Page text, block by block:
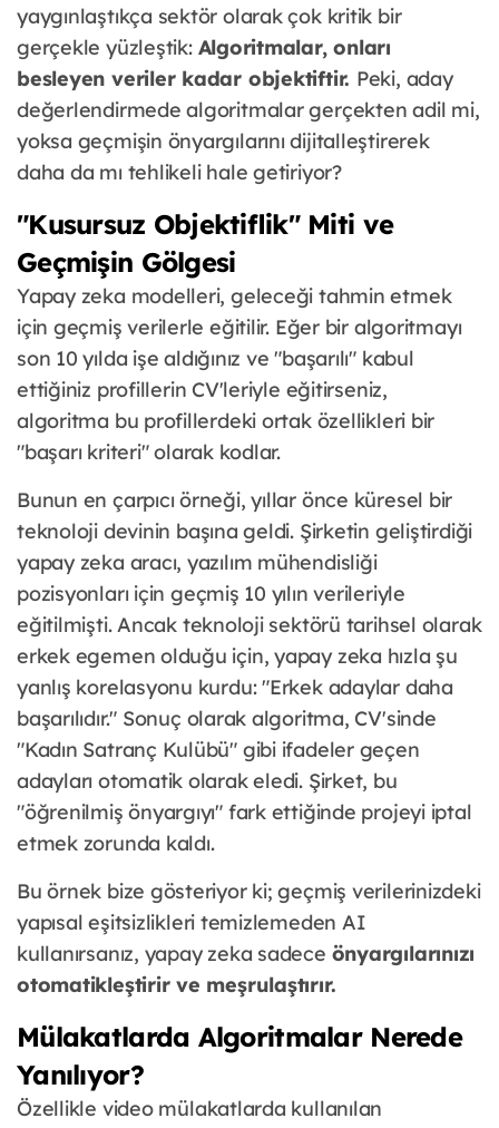
yaygınlaştıkça sektör olarak çok kritik bir
gerçekle yüzleştik: Algoritmalar, onları
besleyen veriler kadar objektiftir. Peki, aday
değerlendirmede algoritmalar gerçekten adil mi,
yoksa geçmişin önyargılarını dijitalleştirerek
daha da mı tehlikeli hale getiriyor?
"Kusursuz Objektiflik" Miti ve
Geçmişin Gölgesi
Yapay zeka modelleri, geleceği tahmin etmek
için geçmiş verilerle eğitilir. Eğer bir algoritmayı
son 10 yılda işe aldığınız ve "başarılı" kabul
ettiğiniz profillerin CV'leriyle eğitirseniz,
algoritma bu profillerdeki ortak özellikleri bir
"başarı kriteri" olarak kodlar.
Bunun en çarpıcı örneği, yıllar önce küresel bir
teknoloji devinin başına geldi. Şirketin geliştirdiği
yapay zeka aracı, yazılım mühendisliği
pozisyonları için geçmiş 10 yılın verileriyle
eğitilmişti. Ancak teknoloji sektörü tarihsel olarak
erkek egemen olduğu için, yapay zeka hızla şu
yanlış korelasyonu kurdu: "Erkek adaylar daha
başarılıdır." Sonuç olarak algoritma, CV'sinde
"Kadın Satranç Kulübü" gibi ifadeler geçen
adayları otomatik olarak eledi. Şirket, bu
"öğrenilmiş önyargıyı" fark ettiğinde projeyi iptal
etmek zorunda kaldı.
Bu örnek bize gösteriyor ki; geçmiş verilerinizdeki
yapısal eşitsizlikleri temizlemeden AI
kullanırsanız, yapay zeka sadece önyargılarınızı
otomatikleştirir ve meşrulaştırır.
Mülakatlarda Algoritmalar Nerede
Yanılıyor?
Özellikle video mülakatlarda kullanılan